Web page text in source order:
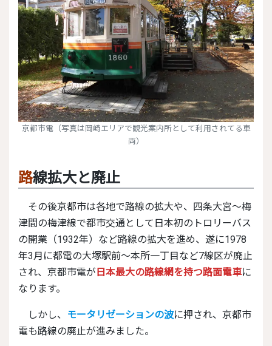
京都市電（写真は岡崎エリアで観光案内所として利用されてる車
両）
路線拡大と廃止
その後京都市は各地で路線の拡大や、四条大宮～梅
津間の梅津線で都市交通として日本初のトロリーバス
の開業（1932年）など路線の拡大を進め、遂に1978
年3月に都電の大塚駅前～本所一丁目など7線区が廃止
され、京都市電が 日本最大の路線網を持つ路面電車に
なります。
しかし、 モータリゼーションの波に押され、京都市
電も路線の廃止が進みました。